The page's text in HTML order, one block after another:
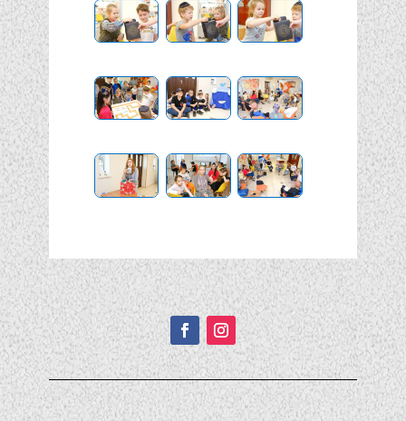
Подписывайтесь!